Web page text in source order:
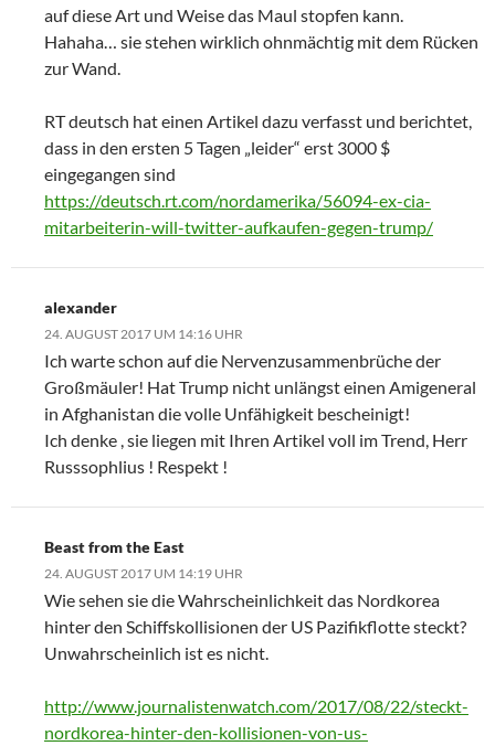
auf diese Art und Weise das Maul stopfen kann.
Hahaha… sie stehen wirklich ohnmächtig mit dem Rücken
zur Wand.
RT deutsch hat einen Artikel dazu verfasst und berichtet,
dass in den ersten 5 Tagen „leider“ erst 3000 $
eingegangen sind
https://deutsch.rt.com/nordamerika/56094-ex-cia-
mitarbeiterin-will-twitter-aufkaufen-gegen-trump/
alexander
24. AUGUST 2017 UM 14:16 UHR
Ich warte schon auf die Nervenzusammenbrüche der
Großmäuler! Hat Trump nicht unlängst einen Amigeneral
in Afghanistan die volle Unfähigkeit bescheinigt!
Ich denke , sie liegen mit Ihren Artikel voll im Trend, Herr
Russsophlius ! Respekt !
Beast from the East
24. AUGUST 2017 UM 14:19 UHR
Wie sehen sie die Wahrscheinlichkeit das Nordkorea
hinter den Schiffskollisionen der US Pazifikflotte steckt?
Unwahrscheinlich ist es nicht.
http://www.journalistenwatch.com/2017/08/22/steckt-
nordkorea-hinter-den-kollisionen-von-us-